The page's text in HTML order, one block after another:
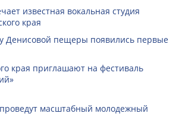
известная вокальная студия
края
Денисовой пещеры появились первые
края приглашают на фестиваль
масштабный молодежный